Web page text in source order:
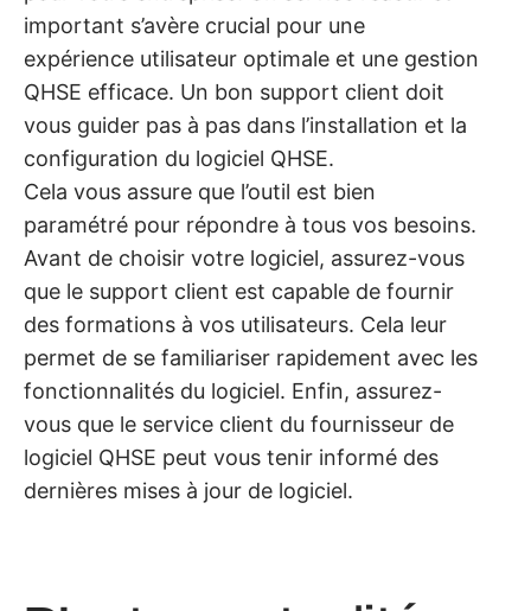
important s’avère crucial pour une
expérience utilisateur optimale et une gestion
QHSE efficace. Un bon support client doit
vous guider pas à pas dans l’installation et la
configuration du logiciel QHSE.
Cela vous assure que l’outil est bien
paramétré pour répondre à tous vos besoins.
Avant de choisir votre logiciel, assurez-vous
que le support client est capable de fournir
des formations à vos utilisateurs. Cela leur
permet de se familiariser rapidement avec les
fonctionnalités du logiciel. Enfin, assurez-
vous que le service client du fournisseur de
logiciel QHSE peut vous tenir informé des
dernières mises à jour de logiciel.